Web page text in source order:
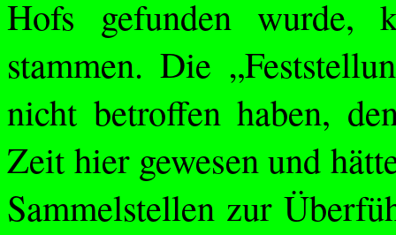
Hofs gefunden wurde,
stammen. Die
nicht betroffen haben,
Zeit hier gewesen und
Sammelstellen zur